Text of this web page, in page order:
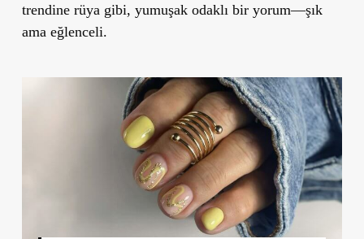
trendine rüya gibi, yumuşak odaklı bir yorum—şık
ama eğlenceli.